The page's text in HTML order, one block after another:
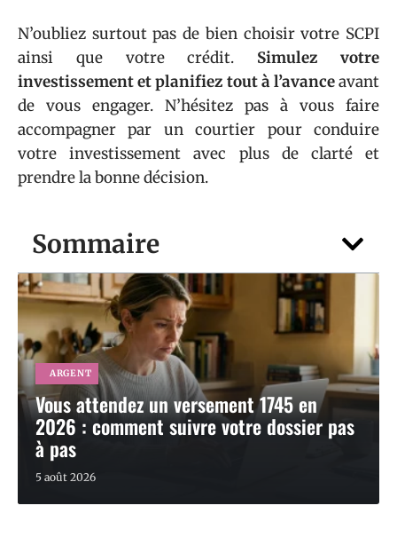
Sommaire
ARGENT
Vous attendez un versement 1745 en
2026 : comment suivre votre dossier pas
à pas
5 août 2026
N’oubliez surtout pas de bien choisir votre SCPI
ainsi que votre crédit. Simulez votre
investissementet planifiez tout à l’avanceavant
de vous engager. N’hésitez pas à vous faire
accompagner par un courtier pour conduire
votre investissement avec plus de clarté et
prendre la bonne décision.